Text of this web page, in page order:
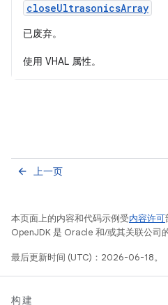
closeUltrasonicsArray
已废弃。
使用 VHAL 属性。
上一页
arrow_back
本页面上的内容和代码示例受内容许可
OpenJDK 是 Oracle 和/或其关联公司
最后更新时间 (UTC)：2026-06-18。
构建